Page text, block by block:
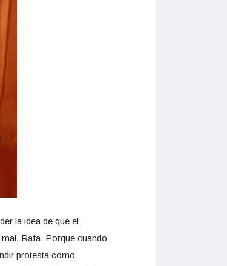
la idea de que el
Rafa. Porque cuando
protesta como